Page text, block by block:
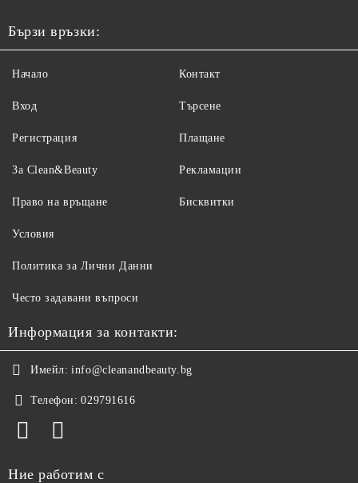
Бързи връзки:
Начало
Вход
Регистрация
За Clean&Beauty
Контакт
Търсене
Плащане
Рекламации
Право на връщане
Условия
Политика за Лични Данни
Често задавани въпроси
Бисквитки
Информация за контакти:
Имейл: info@cleanandbeauty.bg
Телефон: 029791616
Ние работим с